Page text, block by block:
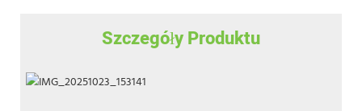
Szczegóły Produktu